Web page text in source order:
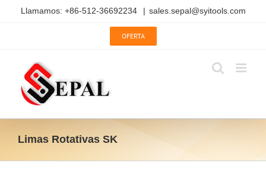
Llamamos: +86-512-36692234 | sales.sepal@syitools.com
OFERTA
Limas Rotativas SK